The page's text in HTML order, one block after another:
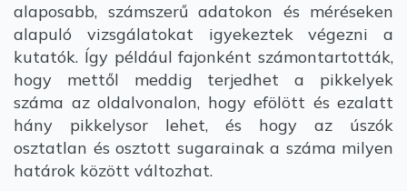
alaposabb, számszerű adatokon és méréseken
alapuló vizsgálatokat igyekeztek végezni a
kutatók. Így például fajonként számontartották,
hogy mettől meddig terjedhet a pikkelyek
száma az oldalvonalon, hogy efölött és ezalatt
hány pikkelysor lehet, és hogy az úszók
osztatlan és osztott sugarainak a száma milyen
határok között változhat.